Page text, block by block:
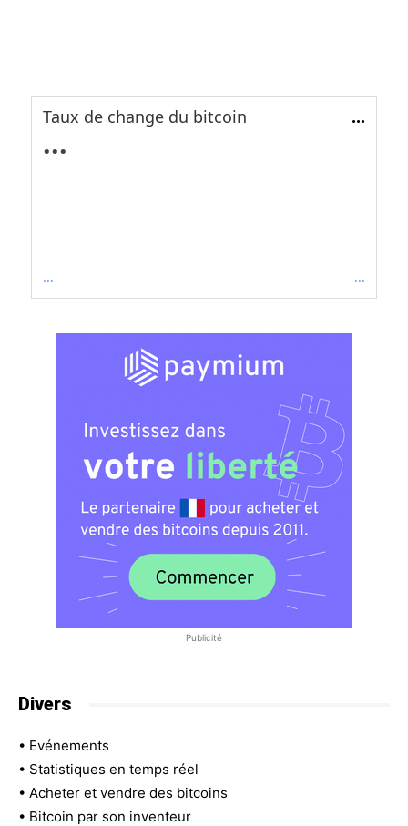
Taux de change du bitcoin ...
...
... ...
Publicité
Divers
• Evénements
• Statistiques en temps réel
• Acheter et vendre des bitcoins
• Bitcoin par son inventeur